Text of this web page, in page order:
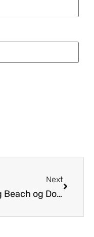
Next
Long Beach og Dolphin Beach